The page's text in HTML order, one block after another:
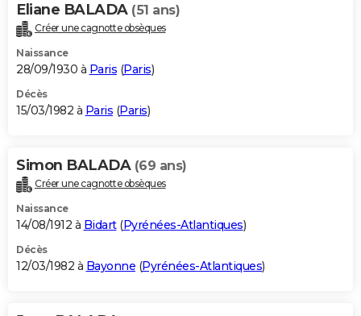
Eliane BALADA (51 ans)
Créer une cagnotte obsèques
Naissance
28/09/1930 à Paris (Paris)
Décès
15/03/1982 à Paris (Paris)
Simon BALADA (69 ans)
Créer une cagnotte obsèques
Naissance
14/08/1912 à Bidart(Pyrénées-Atlantiques)
Décès
12/03/1982 à Bayonne (Pyrénées-Atlantiques)